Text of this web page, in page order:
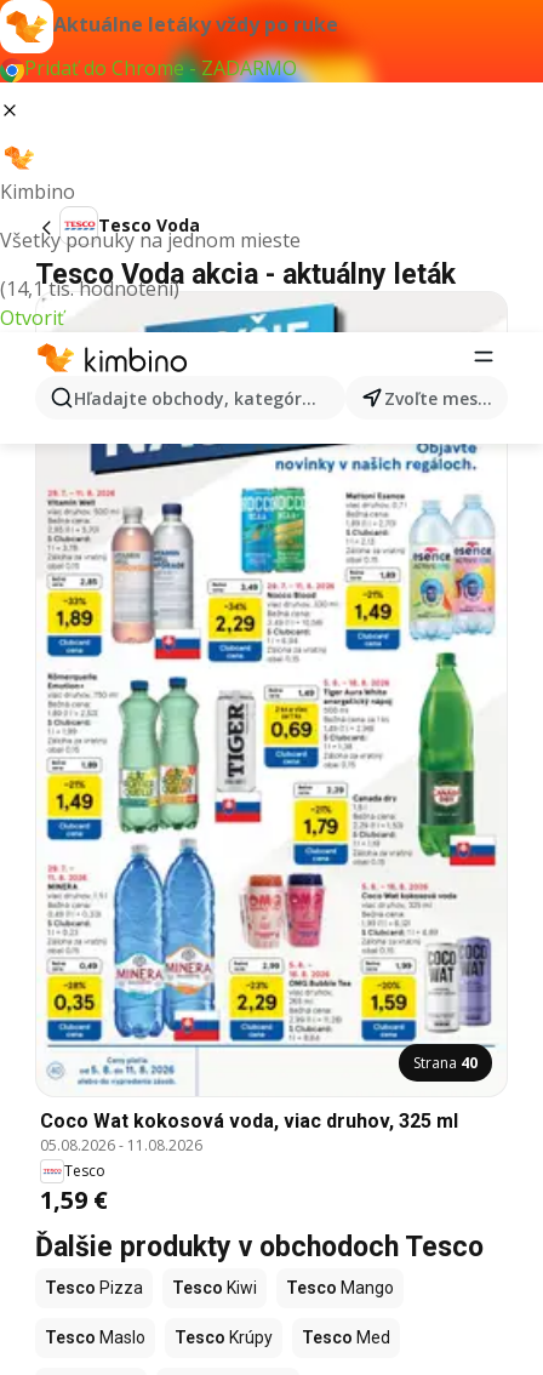
Aktuálne letáky vždy po ruke
Pridať do Chrome - ZADARMO
Kimbino
Všetky ponuky na jednom mieste
(14,1 tis. hodnotení)
Otvoriť
Hľadajte obchody, kategórie, produkty... Zvoľte mesto
Tesco Voda
Tesco Voda akcia - aktuálny leták
Strana 40
Coco Wat kokosová voda, viac druhov, 325 ml
05.08.2026- 11.08.2026
Tesco
1,59 €
Ďalšie produkty v obchodoch Tesco
Tesco Pizza Tesco Kiwi Tesco Mango
Tesco Maslo Tesco Krúpy Tesco Med